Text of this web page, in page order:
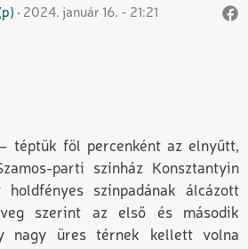
2024. január 16. - 21:21
téptük föl percenként az elnyűtt,
parti színház
Konsztantyin
színpadának álcázott
szerint az első és második
nagy üres térnek kellett volna